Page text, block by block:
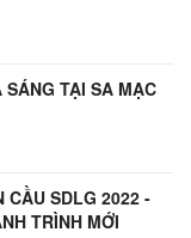
SÁNG TẠI SA MẠC
CẦU SDLG 2022 -
TRÌNH MỚI